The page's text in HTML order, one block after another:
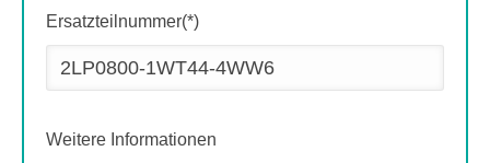
Ersatzteilnummer(*)
Weitere Informationen